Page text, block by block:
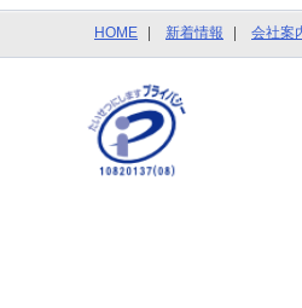
HOME 新着情報 会社案